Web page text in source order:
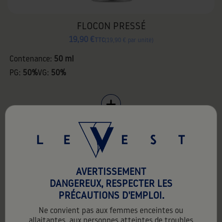
AVERTISSEMENT
DANGEREUX, RESPECTER LES
PRÉCAUTIONS D'EMPLOI.
Ne convient pas aux femmes enceintes ou
FLOCON PRESSÉ
19,90 € TTC 19,90 € par unité
Contenance: 50 ml
PG: 50%VG: 50%
50ml